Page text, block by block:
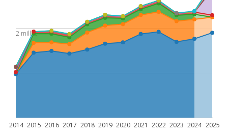
2014 2015 2016 2017 2018 2019 2020 2021 2022 2023 2024 2025
2 mill. €